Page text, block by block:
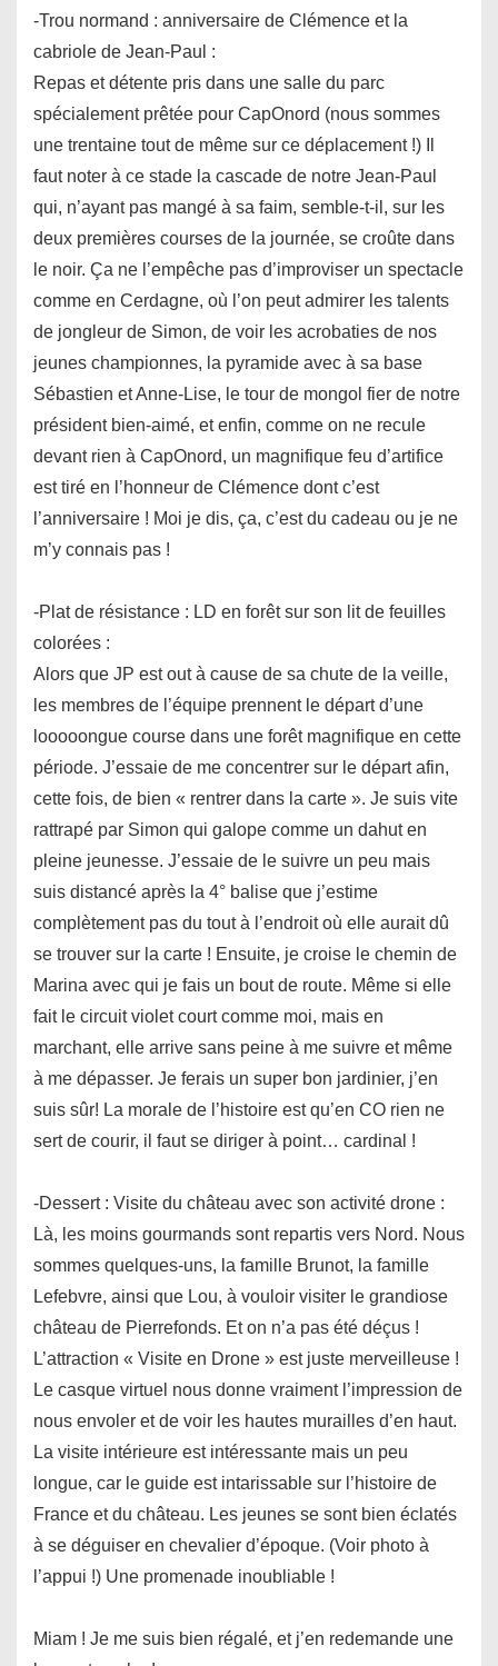
-Trou normand : anniversaire de Clémence et la
cabriole de Jean-Paul :
Repas et détente pris dans une salle du parc
spécialement prêtée pour CapOnord (nous sommes
une trentaine tout de même sur ce déplacement !) Il
faut noter à ce stade la cascade de notre Jean-Paul
qui, n’ayant pas mangé à sa faim, semble-t-il, sur les
deux premières courses de la journée, se croûte dans
le noir. Ça ne l’empêche pas d’improviser un spectacle
comme en Cerdagne, où l’on peut admirer les talents
de jongleur de Simon, de voir les acrobaties de nos
jeunes championnes, la pyramide avec à sa base
Sébastien et Anne-Lise, le tour de mongol fier de notre
président bien-aimé, et enfin, comme on ne recule
devant rien à CapOnord, un magnifique feu d’artifice
est tiré en l’honneur de Clémence dont c’est
l’anniversaire ! Moi je dis, ça, c’est du cadeau ou je ne
m’y connais pas !
-Plat de résistance : LD en forêt sur son lit de feuilles
colorées :
Alors que JP est out à cause de sa chute de la veille,
les membres de l’équipe prennent le départ d’une
looooongue course dans une forêt magnifique en cette
période. J’essaie de me concentrer sur le départ afin,
cette fois, de bien « rentrer dans la carte ». Je suis vite
rattrapé par Simon qui galope comme un dahut en
pleine jeunesse. J’essaie de le suivre un peu mais
suis distancé après la 4° balise que j’estime
complètement pas du tout à l’endroit où elle aurait dû
se trouver sur la carte ! Ensuite, je croise le chemin de
Marina avec qui je fais un bout de route. Même si elle
fait le circuit violet court comme moi, mais en
marchant, elle arrive sans peine à me suivre et même
à me dépasser. Je ferais un super bon jardinier, j’en
suis sûr! La morale de l’histoire est qu’en CO rien ne
sert de courir, il faut se diriger à point… cardinal !
-Dessert : Visite du château avec son activité drone :
Là, les moins gourmands sont repartis vers Nord. Nous
sommes quelques-uns, la famille Brunot, la famille
Lefebvre, ainsi que Lou, à vouloir visiter le grandiose
château de Pierrefonds. Et on n’a pas été déçus !
L’attraction « Visite en Drone » est juste merveilleuse !
Le casque virtuel nous donne vraiment l’impression de
nous envoler et de voir les hautes murailles d’en haut.
La visite intérieure est intéressante mais un peu
longue, car le guide est intarissable sur l’histoire de
France et du château. Les jeunes se sont bien éclatés
à se déguiser en chevalier d’époque. (Voir photo à
l’appui !) Une promenade inoubliable !
Miam ! Je me suis bien régalé, et j’en redemande une